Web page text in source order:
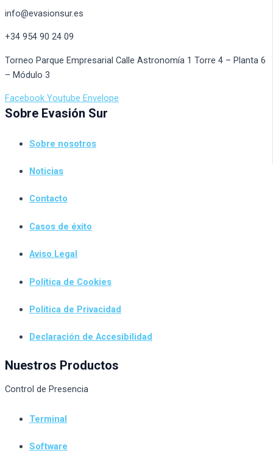
info@evasionsur.es
+34 954 90 24 09
Torneo Parque Empresarial Calle Astronomía 1 Torre 4 – Planta 6
– Módulo 3
Facebook Youtube Envelope
Sobre Evasión Sur
Sobre nosotros
Noticias
Contacto
Casos de éxito
Aviso Legal
Política de Cookies
Política de Privacidad
Declaración de Accesibilidad
Nuestros Productos
Control de Presencia
Terminal
Software